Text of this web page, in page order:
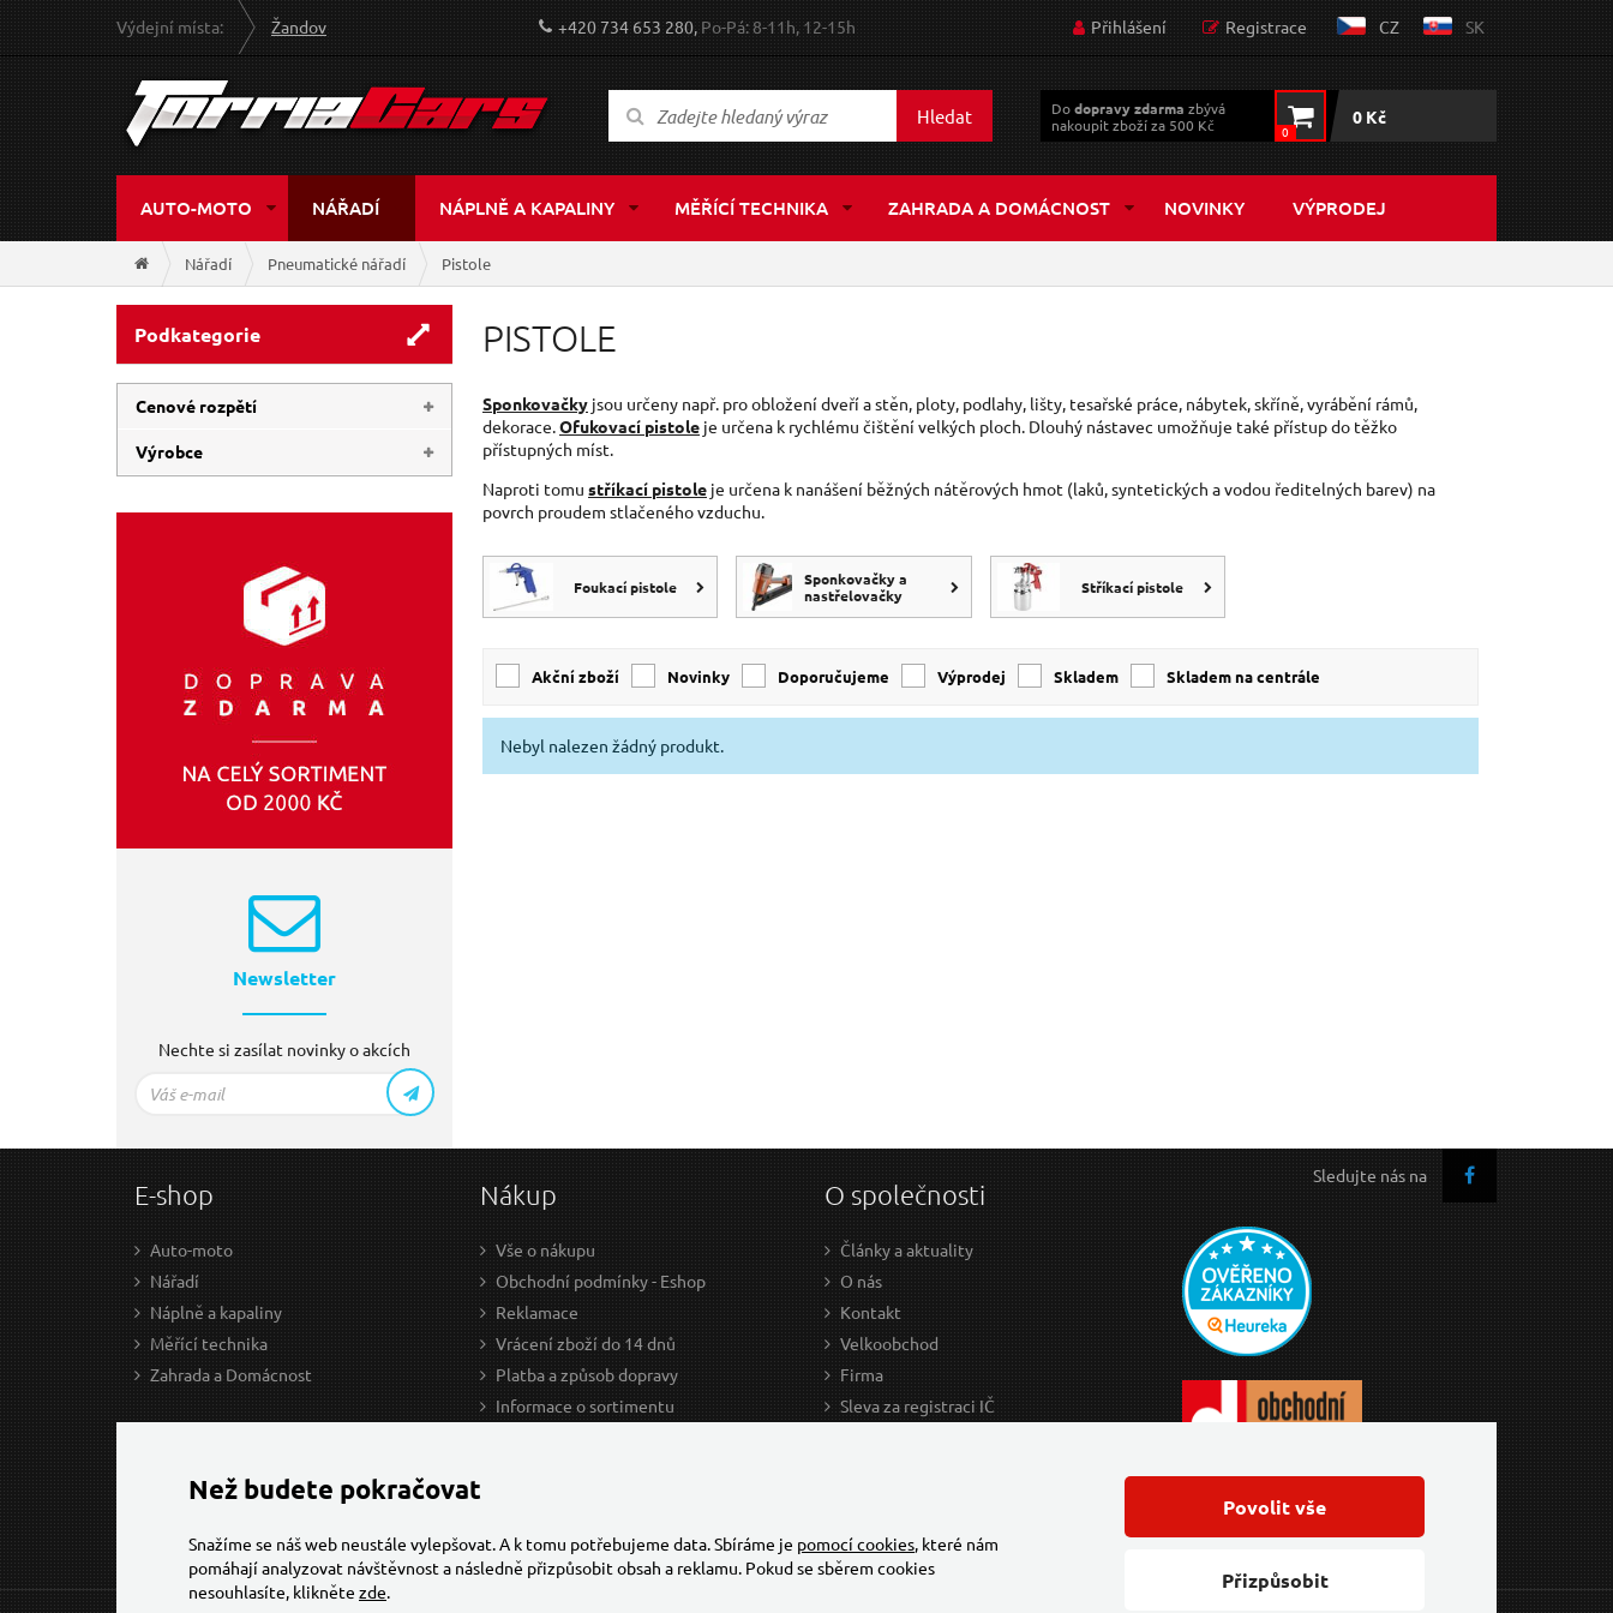
Výdejní místa: Žandov +420 734 653 280,Po-Pá: 8-11h, 12-15h Přihlášení Registrace CZ SK
Hledat Dodopravy zdarma zbývá
nakoupit zboží za 500 Kč
0
0 Kč
AUTO-MOTO NÁŘADÍ NÁPLNĚ A KAPALINY MĚŘÍCÍ TECHNIKA ZAHRADA A DOMÁCNOST NOVINKY VÝPRODEJ
Nářadí Pneumatické nářadí Pistole
Podkategorie
Cenové rozpětí
74 Kč 2 420 Kč
Výrobce
EXTOL-CRAFT(3)
Newsletter
Nechte si zasílat novinky o akcích
PISTOLE
Sponkovačky jsou určeny např. pro obložení dveří a stěn, ploty, podlahy, lišty, tesařské práce, nábytek, skříně, vyrábění rámů,
dekorace.Ofukovací pistole je určena k rychlému čištění velkých ploch. Dlouhý nástavec umožňuje také přístup do těžko
přístupných míst.
Naproti tomu stříkací pistole je určena k nanášení běžných nátěrových hmot (laků, syntetických a vodou ředitelných barev) na
povrch proudem stlačeného vzduchu.
Foukací pistole
Sponkovačky a
nastřelovačky
Stříkací pistole
Akční zboží Novinky Doporučujeme Výprodej skladem skladem na centrále
Nebyl nalezen žádný produkt.
Sledujte nás na
E-shop
Auto-moto
Nářadí
Náplně a kapaliny
Měřící technika
Zahrada a Domácnost
Nákup
Vše o nákupu
Obchodní podmínky - Eshop
Reklamace
Vrácení zboží do 14 dnů
Platba a způsob dopravy
Informace o sortimentu
O společnosti
Články a aktuality
O nás
Kontakt
Velkoobchod
Firma
Sleva za registraci IČ
Než budete pokračovat
Snažíme se náš web neustále vylepšovat. A k tomu potřebujeme data. Sbíráme je pomocí cookies, které nám
pomáhají analyzovat návštěvnost a následně přizpůsobit obsah a reklamu. Pokud se sběrem cookies
nesouhlasíte, klikněte zde. Přizpůsobit
Povolit vše